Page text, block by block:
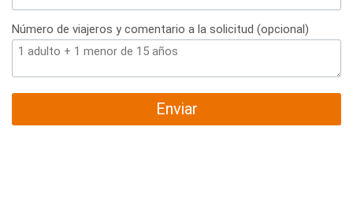
Número de viajeros y comentario a la solicitud (opcional)
Enviar